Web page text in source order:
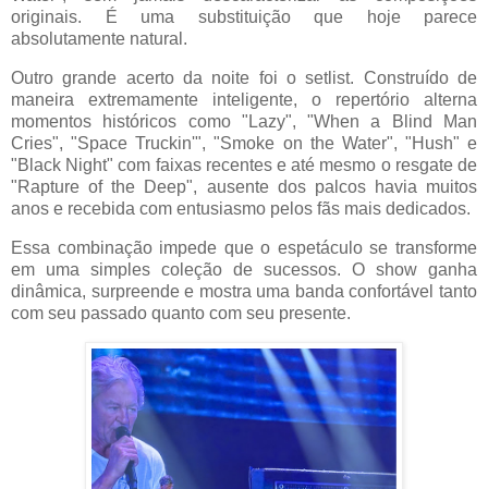
originais. É uma substituição que hoje parece
absolutamente natural.
Outro grande acerto da noite foi o setlist. Construído de
maneira extremamente inteligente, o repertório alterna
momentos históricos como "Lazy", "When a Blind Man
Cries", "Space Truckin'", "Smoke on the Water", "Hush" e
"Black Night" com faixas recentes e até mesmo o resgate de
"Rapture of the Deep", ausente dos palcos havia muitos
anos e recebida com entusiasmo pelos fãs mais dedicados.
Essa combinação impede que o espetáculo se transforme
em uma simples coleção de sucessos. O show ganha
dinâmica, surpreende e mostra uma banda confortável tanto
com seu passado quanto com seu presente.